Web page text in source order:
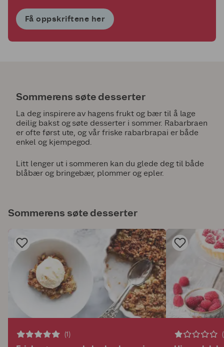
Få oppskriftene her
Sommerens søte desserter
La deg inspirere av hagens frukt og bær til å lage
deilig bakst og søte desserter i sommer. Rabarbraen
er ofte først ute, og vår friske rabarbrapai er både
enkel og kjempegod.
Litt lenger ut i sommeren kan du glede deg til både
blåbær og bringebær, plommer og epler.
Sommerens søte desserter
(1)